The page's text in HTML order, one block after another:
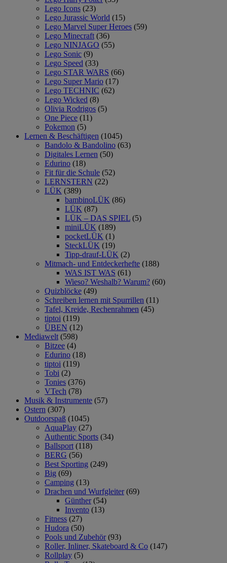
Lego Icons (23)
Lego Jurassic World (15)
Lego Marvel Super Heroes (59)
Lego Minecraft (36)
Lego NINJAGO (55)
Lego Sonic (9)
Lego Speed (33)
Lego STAR WARS (66)
Lego Super Mario (17)
Lego TECHNIC (62)
Lego Wicked (8)
Olivia Rodrigos (5)
One Piece (11)
Pokemon (5)
Lernen & Beschäftigen (1045)
Bandolo & Bandolino (63)
Digitales Lernen (50)
Edurino (18)
Fit für die Schule (52)
LERNSTERN (22)
LÜK (389)
bambinoLÜK (86)
LÜK (87)
LÜK – DAS SPIEL (5)
miniLÜK (189)
pocketLÜK (1)
SteckLÜK (19)
Tipp-drauf-LÜK (2)
Mitmach- und Entdeckerhefte (188)
WAS IST WAS (61)
Wieso? Weshalb? Warum? (60)
Quizblöcke (49)
Schreiben lernen mit Spurrillen (11)
Tafel, Kreide, Rechenrahmen (45)
tiptoi (119)
ÜBEN (12)
Mediawelt (598)
Bitzee (4)
Edurino (18)
tiptoi (119)
Tobi (2)
Tonies (376)
VTech (78)
Musik & Instrumente (57)
Ostern (307)
Outdoorspaß (1045)
AquaPlay (27)
Authentic Sports (34)
Ballsport (118)
BERG (56)
Best Sporting (249)
Big (69)
Camping (13)
Drachen und Wurfgleiter (69)
Günther (54)
Invento (13)
Fitness (27)
Hudora (50)
Pools und Zubehör (93)
Roller, Inliner, Skateboard & Co (147)
Rollplay (5)